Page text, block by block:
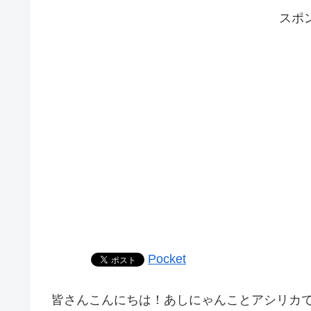
スポ
Pocket
皆さんこんにちは！あしにゃんことアシリカ